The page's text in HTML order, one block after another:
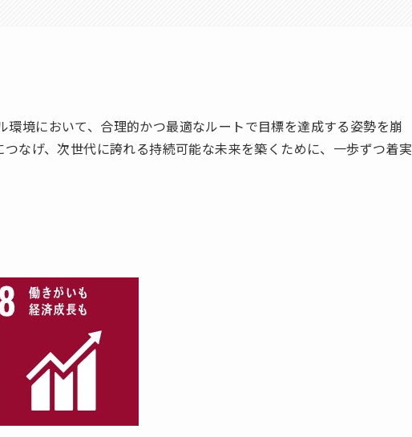
境において、合理的かつ最適なルートで目標を達成する姿勢を崩
なげ、次世代に誇れる持続可能な未来を築くために、一歩ずつ着実